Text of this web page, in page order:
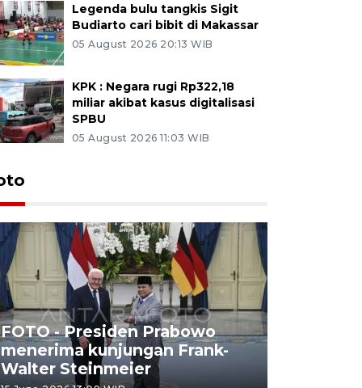
Legenda bulu tangkis Sigit
Budiarto cari bibit di Makassar
05 August 2026 20:13 WIB
KPK : Negara rugi Rp322,18
miliar akibat kasus digitalisasi
SPBU
05 August 2026 11:03 WIB
FOTO - Presiden Prabowo
menerima kunjungan Frank-
Walter Steinmeier